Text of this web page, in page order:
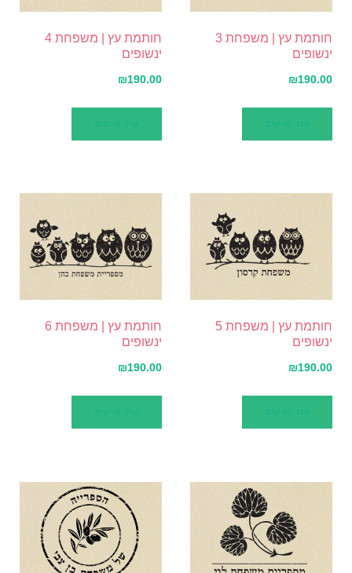
חותמת עץ | משפחת 3
ינשופים
₪190.00
עוד פרטים
חותמת עץ | משפחת 4
ינשופים
₪190.00
עוד פרטים
חותמת עץ | משפחת 5
ינשופים
₪190.00
עוד פרטים
חותמת עץ | משפחת 6
ינשופים
₪190.00
עוד פרטים